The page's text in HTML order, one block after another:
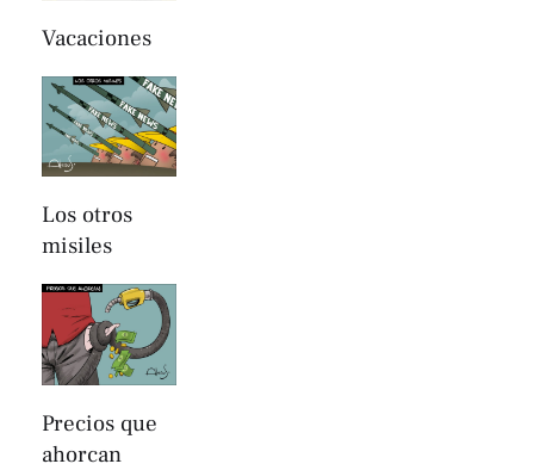
Vacaciones
Los otros
misiles
Precios que
ahorcan